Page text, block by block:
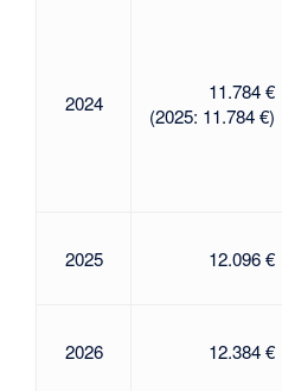
2024
11.784 €
(2025: 11.784 €)
2025 12.096 €
2026 12.384 €